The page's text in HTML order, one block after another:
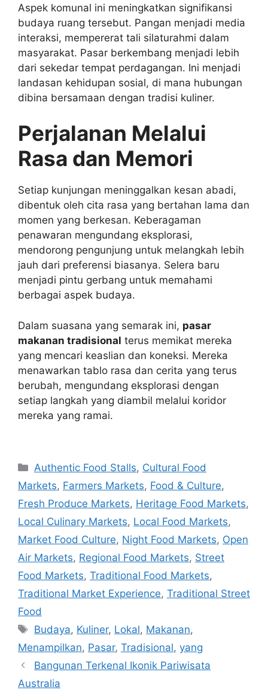
Aspek komunal ini meningkatkan signifikansi
budaya ruang tersebut. Pangan menjadi media
interaksi, mempererat tali silaturahmi dalam
masyarakat. Pasar berkembang menjadi lebih
dari sekedar tempat perdagangan. Ini menjadi
landasan kehidupan sosial, di mana hubungan
dibina bersamaan dengan tradisi kuliner.
Perjalanan Melalui
Rasa dan Memori
Setiap kunjungan meninggalkan kesan abadi,
dibentuk oleh cita rasa yang bertahan lama dan
momen yang berkesan. Keberagaman
penawaran mengundang eksplorasi,
mendorong pengunjung untuk melangkah lebih
jauh dari preferensi biasanya. Selera baru
menjadi pintu gerbang untuk memahami
berbagai aspek budaya.
Dalam suasana yang semarak ini, pasar
makanan tradisional terus memikat mereka
yang mencari keaslian dan koneksi. Mereka
menawarkan tablo rasa dan cerita yang terus
berubah, mengundang eksplorasi dengan
setiap langkah yang diambil melalui koridor
mereka yang ramai.
posCategories
Authentic Food Stalls, Cultural Food
Markets, Farmers Markets, Food & Culture,
Fresh Produce Markets, Heritage Food Markets,
Local Culinary Markets, Local Food Markets,
Market Food Culture, Night Food Markets, Open
Air Markets, Regional Food Markets, Street
Food Markets, Traditional Food Markets,
Traditional Market Experience, Traditional Street
Food
Tags
Budaya, Kuliner, Lokal, Makanan,
Menampilkan, Pasar, Tradisional, yang
Bangunan Terkenal Ikonik Pariwisata
Australia